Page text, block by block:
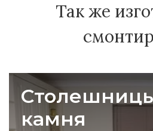
Так же
камня